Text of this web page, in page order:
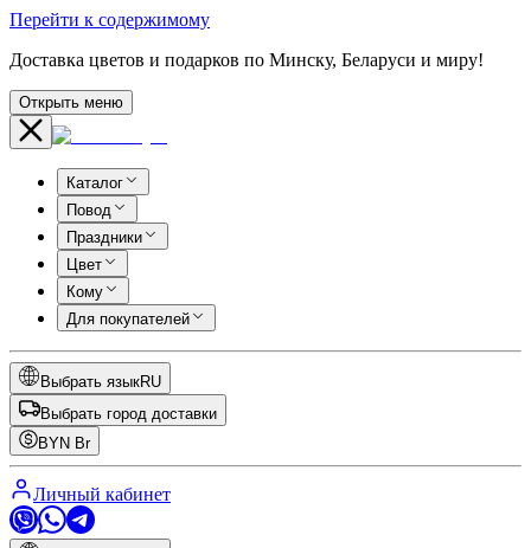
Перейти к содержимому
Доставка цветов и подарков по Минску, Беларуси и миру!
Открыть меню
Каталог
Повод
Праздники
Цвет
Кому
Для покупателей
Выбрать языкRU
Выбрать город доставки
BYN Br
Личный кабинет